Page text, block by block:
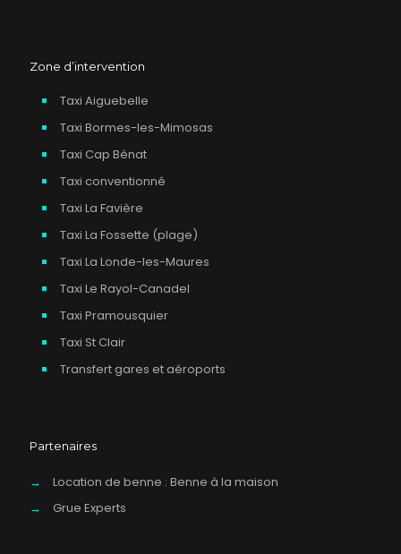
Zone d’intervention
Taxi Aiguebelle
Taxi Bormes-les-Mimosas
Taxi Cap Bénat
Taxi conventionné
Taxi La Favière
Taxi La Fossette (plage)
Taxi La Londe-les-Maures
Taxi Le Rayol-Canadel
Taxi Pramousquier
Taxi St Clair
Transfert gares et aéroports
Partenaires
→
Location de benne : Benne à la maison
→
Grue Experts